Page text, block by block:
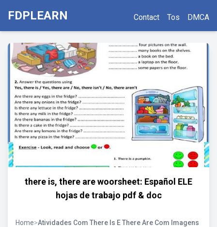
FDPLEARN Contact Tos DMCA
there is, there are woorsheet: Español ELE
hojas de trabajo pdf & doc
Home>Atividades Com There Is E There Are Com Imagens